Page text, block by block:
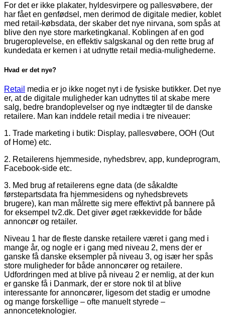
For det er ikke plakater, hyldesvirpere og pallesvøbere, der
har fået en genfødsel, men derimod de digitale medier, koblet
med retail-købsdata, der skaber det nye nirvana, som spås at
blive den nye store marketingkanal. Koblingen af en god
brugeroplevelse, en effektiv salgskanal og den rette brug af
kundedata er kernen i at udnytte retail media-mulighederne.
Hvad er det nye?
Retail media er jo ikke noget nyt i de fysiske butikker. Det nye
er, at de digitale muligheder kan udnyttes til at skabe mere
salg, bedre brandoplevelser og nye indtægter til de danske
retailere. Man kan inddele retail media i tre niveauer:
1. Trade marketing i butik: Display, pallesvøbere, OOH (Out
of Home) etc.
2. Retailerens hjemmeside, nyhedsbrev, app, kundeprogram,
Facebook-side etc.
3. Med brug af retailerens egne data (de såkaldte
førstepartsdata fra hjemmesidens og nyhedsbrevets
brugere), kan man målrette sig mere effektivt på bannere på
for eksempel tv2.dk. Det giver øget rækkevidde for både
annoncør og retailer.
Niveau 1 har de fleste danske retailere været i gang med i
mange år, og nogle er i gang med niveau 2, mens der er
ganske få danske eksempler på niveau 3, og især her spås
store muligheder for både annoncører og retailere.
Udfordringen med at blive på niveau 2 er nemlig, at der kun
er ganske få i Danmark, der er store nok til at blive
interessante for annoncører, ligesom det stadig er umodne
og mange forskellige – ofte manuelt styrede –
annonceteknologier.